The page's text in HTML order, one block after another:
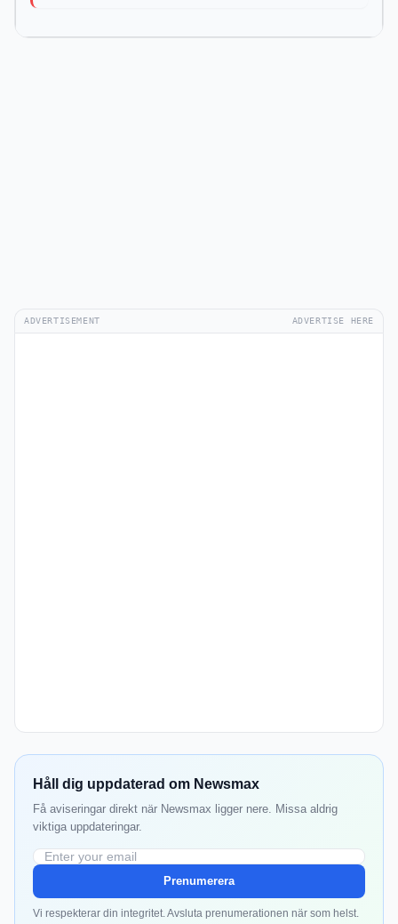
ADVERTISEMENT ADVERTISE HERE
Håll dig uppdaterad om Newsmax
Få aviseringar direkt när Newsmax ligger nere. Missa aldrig
viktiga uppdateringar.
Prenumerera
Vi respekterar din integritet. Avsluta prenumerationen när som helst.